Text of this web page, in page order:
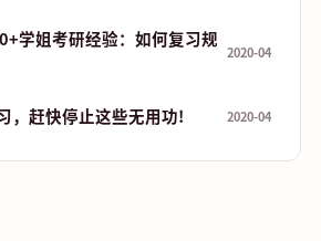
学姐考研经验：如何复习规
2020-04
，赶快停止这些无用功! 2020-04